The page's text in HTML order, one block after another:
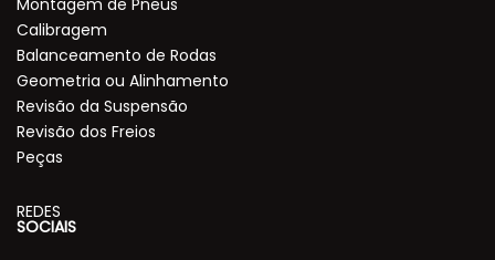
Montagem de Pneus
Calibragem
Balanceamento de Rodas
Geometria ou Alinhamento
Revisão da Suspensão
Revisão dos Freios
Peças
REDES
SOCIAIS